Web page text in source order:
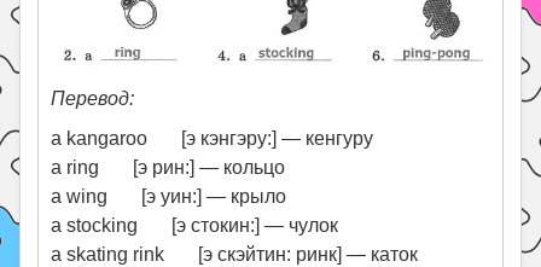
Перевод:
a kangaroo [э кэнгэру:] — кенгуру
a ring [э рин:] — кольцо
a wing [э уин:] — крыло
a stocking [э стокин:] — чулок
a skating rink [э скэйтин: ринк] — каток